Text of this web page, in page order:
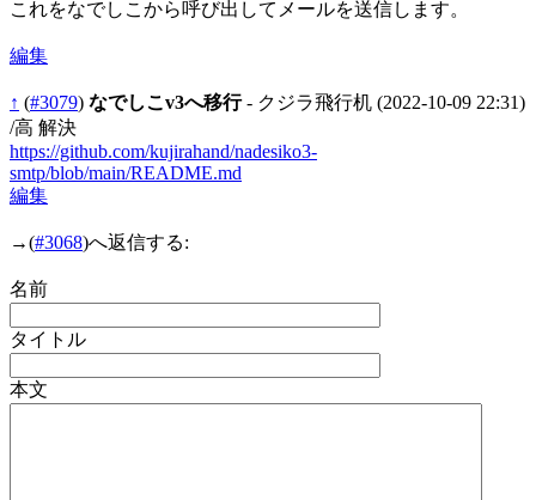
これをなでしこから呼び出してメールを送信します。
編集
↑ (#3079) なでしこv3へ移行- クジラ飛行机 (2022-10-09 22:31)
/高 解決
https://github.com/kujirahand/nadesiko3-
smtp/blob/main/README.md
編集
→(#3068)へ返信する:
名前
タイトル
本文